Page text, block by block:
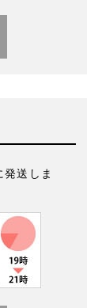
送しま